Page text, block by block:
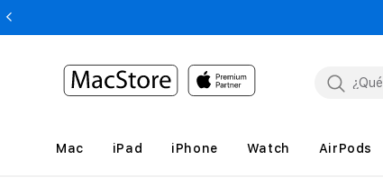
Mac iPad iPhone Watch AirPods